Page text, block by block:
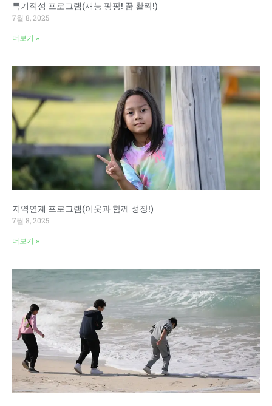
특기적성 프로그램(재능 팡팡! 꿈 활짝!)
7월 8, 2025
더보기 »
지역연계 프로그램(이웃과 함께 성장!)
7월 8, 2025
더보기 »